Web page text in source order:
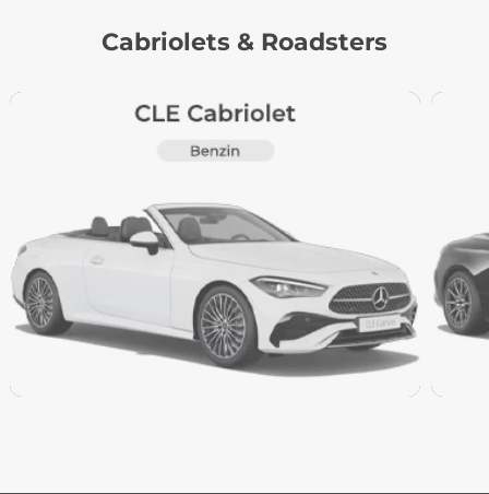
Cabriolets & Roadsters